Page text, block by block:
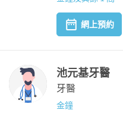
網上預約
池元基牙醫
牙醫
金鐘